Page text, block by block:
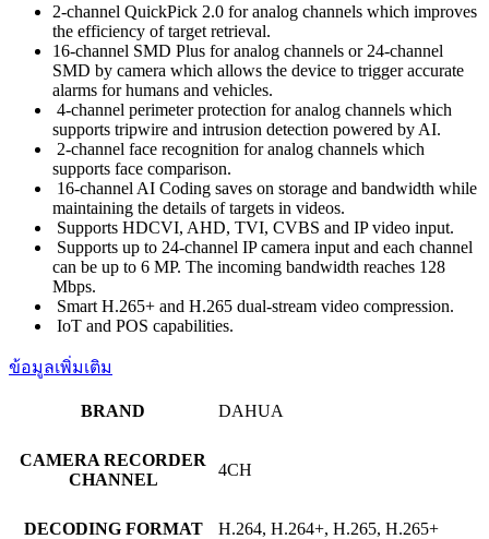
2-channel QuickPick 2.0 for analog channels which improves
the efficiency of target retrieval.
16-channel SMD Plus for analog channels or 24-channel
SMD by camera which allows the device to trigger accurate
alarms for humans and vehicles.
4-channel perimeter protection for analog channels which
supports tripwire and intrusion detection powered by AI.
2-channel face recognition for analog channels which
supports face comparison.
16-channel AI Coding saves on storage and bandwidth while
maintaining the details of targets in videos.
Supports HDCVI, AHD, TVI, CVBS and IP video input.
Supports up to 24-channel IP camera input and each channel
can be up to 6 MP. The incoming bandwidth reaches 128
Mbps.
Smart H.265+ and H.265 dual-stream video compression.
IoT and POS capabilities.
ข้อมูลเพิ่มเติม
BRAND DAHUA
CAMERA RECORDER
CHANNEL
4CH
DECODING FORMAT H.264, H.264+, H.265, H.265+